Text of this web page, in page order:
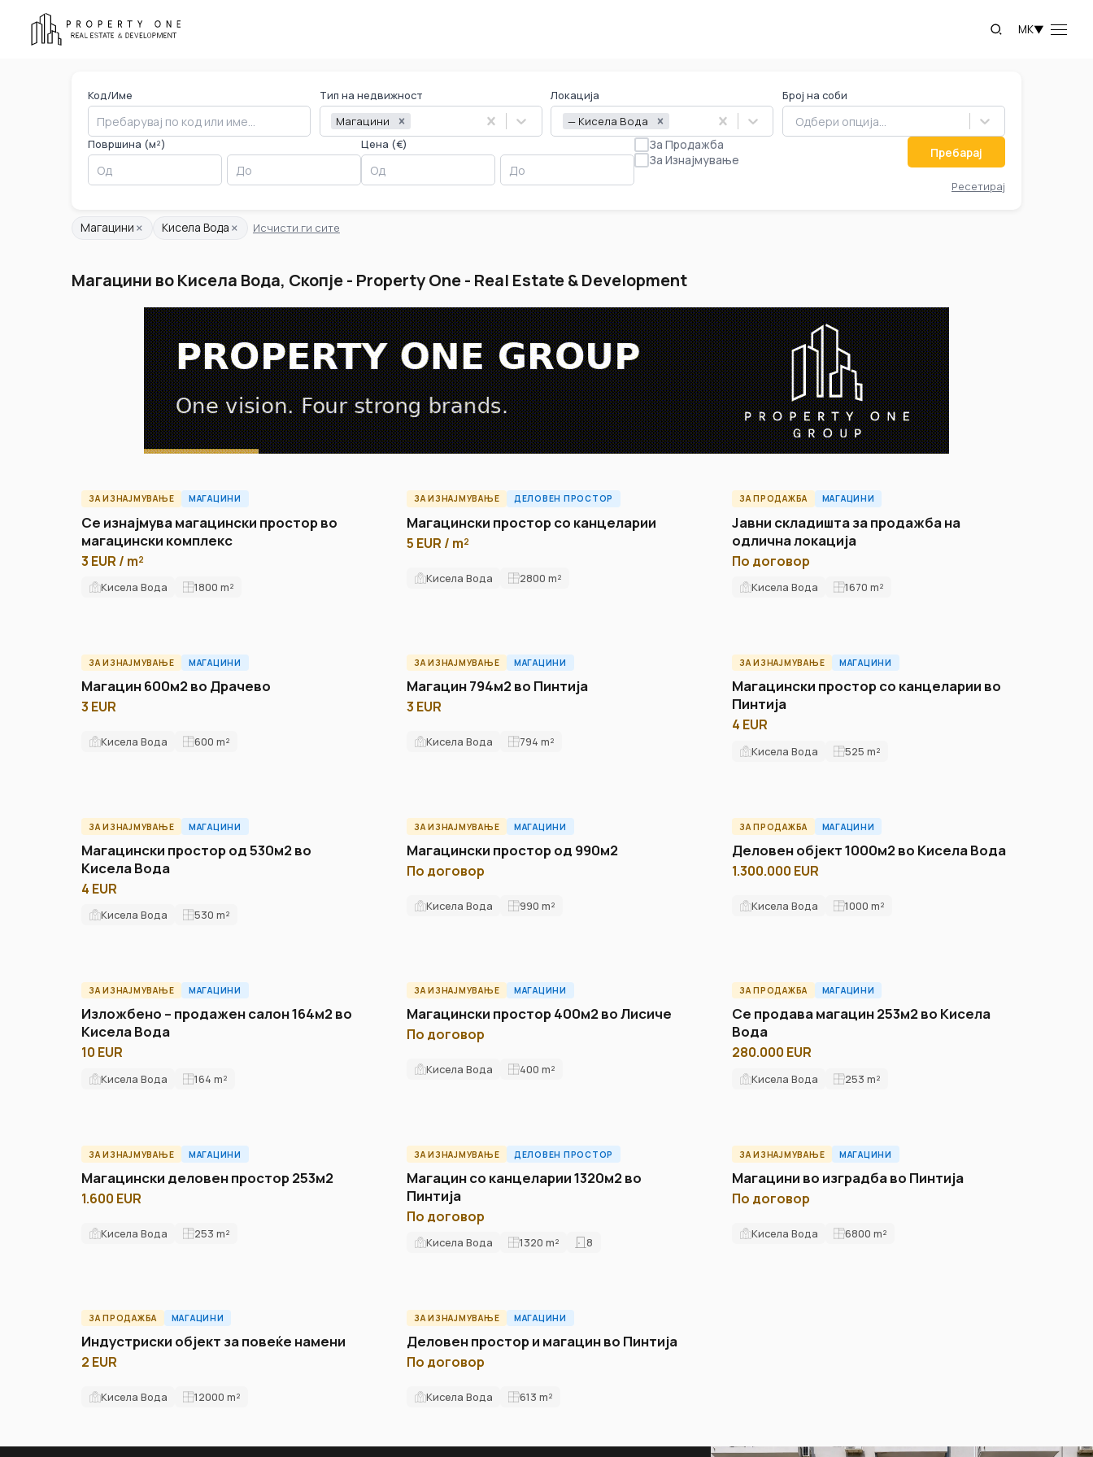
MK▼
Код/Име
Тип на недвижност
Магацини
Локација
— Кисела Вода
Број на соби
Одбери опција...
Површина (м²) Цена (€)
За Продажба
За Изнајмување
Пребарај
Ресетирај
Магацини × Кисела Вода × Исчисти ги сите
Магацини во Кисела Вода, Скопје - Property One - Real Estate & Development
ЗА ИЗНАЈМУВАЊЕ МАГАЦИНИ
Се изнајмува магацински простор во
магацински комплекс
3 EUR / m²
Кисела Вода 1800 m²
ЗА ИЗНАЈМУВАЊЕ ДЕЛОВЕН ПРОСТОР
Магацински простор со канцеларии
5 EUR / m²
Кисела Вода 2800 m²
ЗА ПРОДАЖБА МАГАЦИНИ
Јавни складишта за продажба на
одлична локација
По договор
Кисела Вода 1670 m²
ЗА ИЗНАЈМУВАЊЕ МАГАЦИНИ
Магацин 600м2 во Драчево
3 EUR
Кисела Вода 600 m²
ЗА ИЗНАЈМУВАЊЕ МАГАЦИНИ
Магацин 794м2 во Пинтија
3 EUR
Кисела Вода 794 m²
ЗА ИЗНАЈМУВАЊЕ МАГАЦИНИ
Магацински простор со канцеларии во
Пинтија
4 EUR
Кисела Вода 525 m²
ЗА ИЗНАЈМУВАЊЕ МАГАЦИНИ
Магацински простор од 530м2 во
Кисела Вода
4 EUR
Кисела Вода 530 m²
ЗА ИЗНАЈМУВАЊЕ МАГАЦИНИ
Магацински простор од 990м2
По договор
Кисела Вода 990 m²
ПРОДАДЕНО
ЗА ПРОДАЖБА МАГАЦИНИ
Деловен објект 1000м2 во Кисела Вода
1.300.000 EUR
Кисела Вода 1000 m²
ЗА ИЗНАЈМУВАЊЕ МАГАЦИНИ
Изложбено – продажен салон 164м2 во
Кисела Вода
10 EUR
Кисела Вода 164 m²
ИЗДАДЕНО
ЗА ИЗНАЈМУВАЊЕ МАГАЦИНИ
Магацински простор 400м2 во Лисиче
По договор
Кисела Вода 400 m²
ЗА ПРОДАЖБА МАГАЦИНИ
Се продава магацин 253м2 во Кисела
Вода
280.000 EUR
Кисела Вода 253 m²
ЗА ИЗНАЈМУВАЊЕ МАГАЦИНИ
Магацински деловен простор 253м2
1.600 EUR
Кисела Вода 253 m²
ЗА ИЗНАЈМУВАЊЕ ДЕЛОВЕН ПРОСТОР
Магацин со канцеларии 1320м2 во
Пинтија
По договор
Кисела Вода 1320 m² 8
ЗА ИЗНАЈМУВАЊЕ МАГАЦИНИ
Магацини во изградба во Пинтија
По договор
Кисела Вода 6800 m²
ЗА ПРОДАЖБА МАГАЦИНИ
Индустриски објект за повеќе намени
2 EUR
Кисела Вода 12000 m²
ЗА ИЗНАЈМУВАЊЕ МАГАЦИНИ
Деловен простор и магацин во Пинтија
По договор
Кисела Вода 613 m²